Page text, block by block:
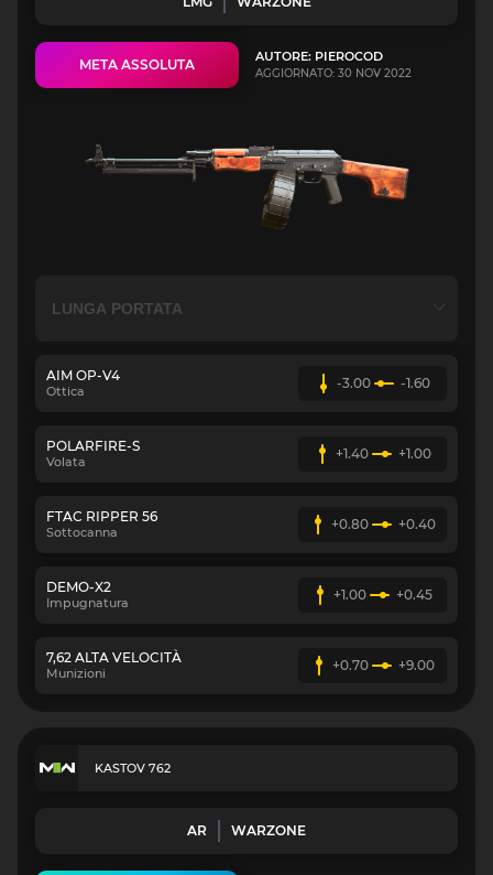
META ASSOLUTA AUTORE: PIEROCOD
AGGIORNATO: 30 NOV 2022
AIM OP-V4
Ottica -3.00 -1.60
POLARFIRE-S
Volata +1.40 +1.00
FTAC RIPPER 56
Sottocanna +0.80 +0.40
DEMO-X2
Impugnatura +1.00 +0.45
7,62 ALTA VELOCITÀ
Munizioni +0.70 +9.00
KASTOV 762
AR WARZONE